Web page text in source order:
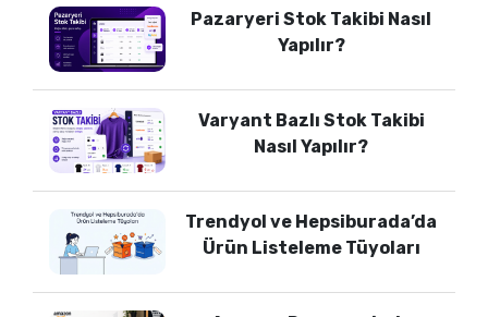
Pazaryeri Stok Takibi Nasıl
Yapılır?
Varyant Bazlı Stok Takibi
Nasıl Yapılır?
Trendyol ve Hepsiburada’da
Ürün Listeleme Tüyoları